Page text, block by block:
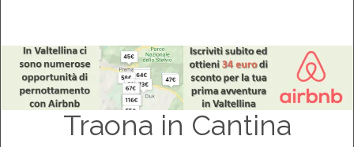
Traona in Cantina